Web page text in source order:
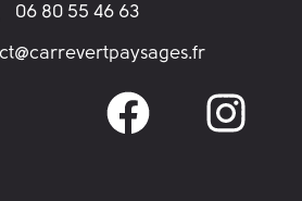
06 80 55 46 63
F
a
I
n